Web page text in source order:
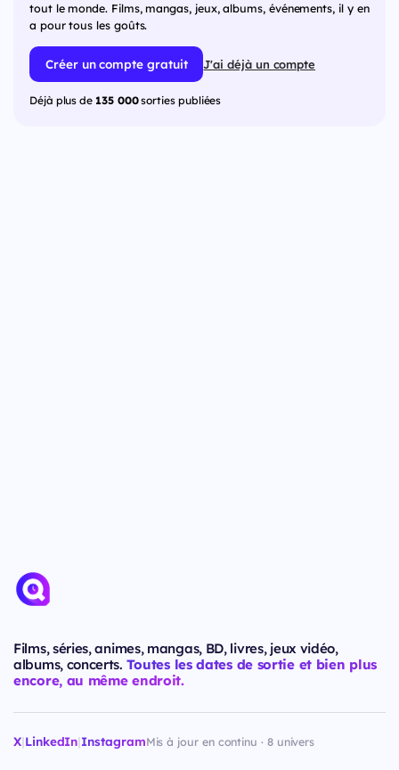
tout le monde. Films, mangas, jeux, albums, événements, il y en
a pour tous les goûts.
Créer un compte gratuit J'ai déjà un compte
Déjà plus de 135 000sorties publiées
Films, séries, animes, mangas, BD, livres, jeux vidéo,
albums, concerts. Toutes les dates de sortie et bien plus
encore, au même endroit.
X|LinkedIn|InstagramMis à jour en continu · 8 univers